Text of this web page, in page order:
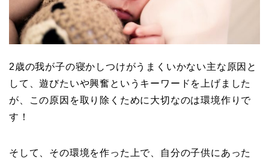
2歳の我が子の寝かしつけがうまくいかない主な原因と
して、遊びたいや興奮というキーワードを上げました
が、この原因を取り除くために大切なのは環境作りで
す！
そして、その環境を作った上で、自分の子供にあった